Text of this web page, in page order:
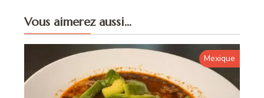
Vous aimerez aussi...
Mexique